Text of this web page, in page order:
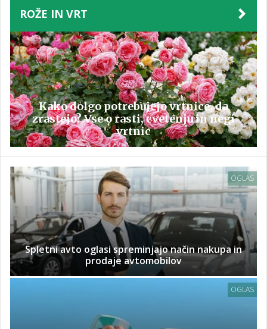
ROŽE IN VRT
Kako dolgo potrebujejo vrtnice, da
zrastejo? Vse o rasti, cvetenju in negi
vrtnic
OGLAS
Spletni avto oglasi spreminjajo način nakupa in
prodaje avtomobilov
OGLAS